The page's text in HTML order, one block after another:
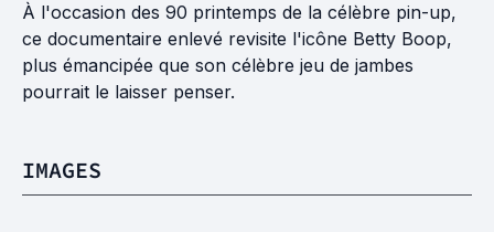
À l'occasion des 90 printemps de la célèbre pin-up,
ce documentaire enlevé revisite l'icône Betty Boop,
plus émancipée que son célèbre jeu de jambes
pourrait le laisser penser.
IMAGES